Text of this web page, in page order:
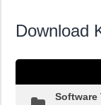
Download
Software